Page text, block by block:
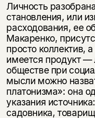
Личность
становления, или
расходования, ее
Макаренко,
просто коллектив,
имеется про­дукт —
обществе при
мысли можно
платонизма»: она
указания
садовника,